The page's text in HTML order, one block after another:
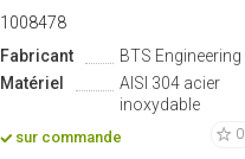
1008478
Fabricant
BTS Engineering
Matériel
AISI 304 acier
inoxydable
sur commande 0